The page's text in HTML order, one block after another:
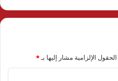
الحقول الإلزامية مشار إليها بـ*